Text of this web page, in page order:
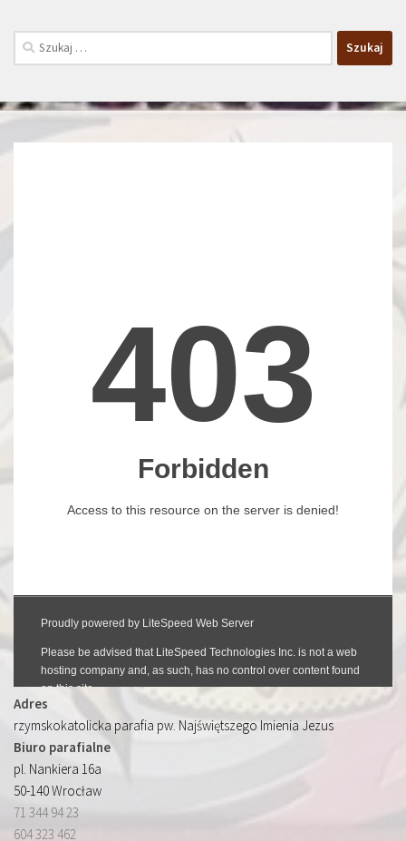
Szukaj:
Adres
rzymskokatolicka parafia pw. Najświętszego Imienia Jezus
Biuro parafialne
pl. Nankiera 16a
50-140 Wrocław
71 344 94 23
604 323 462